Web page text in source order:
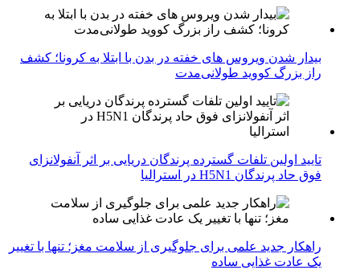
بیدار شدن ویروس‌ های خفته در بدن با ابتلا به کرونا؛ کشف
راز بزرگ کووید طولانی‌مدت
تایید اولین تلفات گسترده پرندگان دریایی بر اثر آنفولانزای
فوق حاد پرندگان H5N1 در استرالیا
راهکار جدید علمی برای جلوگیری از سلامت مغز؛ تنها با تغییر
یک عادت غذایی ساده